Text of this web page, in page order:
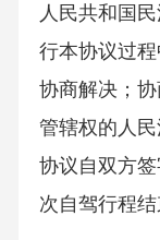
人民共和国
行本协议过
协商解决；
管辖权的人
协议自双方
次自驾行程